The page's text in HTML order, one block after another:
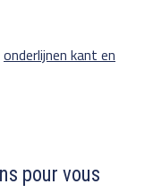
onderlijnen kant en
pour vous